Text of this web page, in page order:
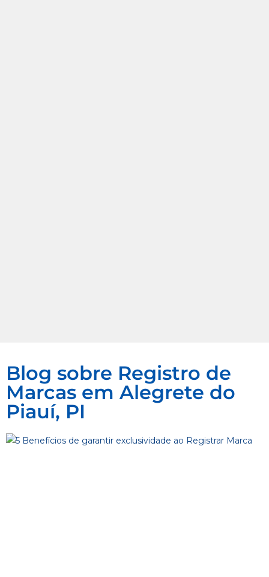
Blog sobre Registro de
Marcas em Alegrete do
Piauí, PI